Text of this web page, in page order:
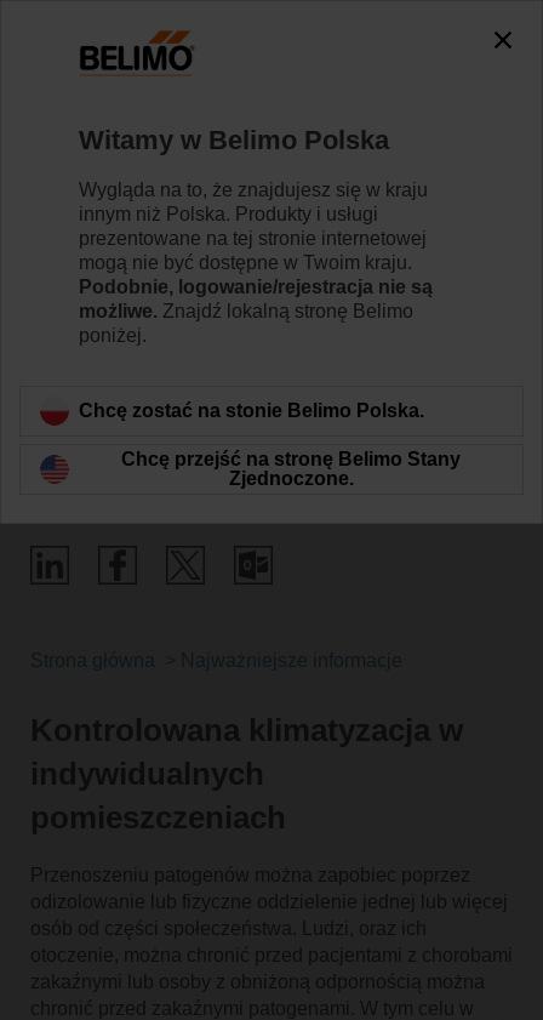
Zastosowania
związane z
ciśnieniem
w indywidualnych
Kontrolowana klimatyzacja w
indywidualnych
pomieszczeniach
Przenoszeniu patogenów można zapobiec poprzez
odizolowanie lub fizyczne oddzielenie jednej lub więcej
osób od części społeczeństwa. Ludzi, oraz ich
otoczenie, można chronić przed pacjentami z chorobami
zakaźnymi lub osoby z obniżoną odpornością można
chronić przed zakaźnymi patogenami. W tym celu w
Witamy w Belimo Polska
Wygląda na to, że znajdujesz się w kraju
innym niż Polska. Produkty i usługi
prezentowane na tej stronie internetowej
mogą nie być dostępne w Twoim kraju.
Podobnie, logowanie/rejestracja nie są
możliwe. Znajdź lokalną stronę Belimo
poniżej.
Chcę zostać na stonie Belimo Polska.
Chcę przejść na stronę Belimo Stany
Zjednoczone.